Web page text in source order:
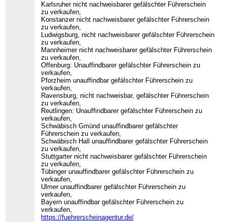
Karlsruher nicht nachweisbarer gefälschter Führerschein
zu verkaufen,
Konstanzer nicht nachweisbarer gefälschter Führerschein
zu verkaufen,
Ludwigsburg, nicht nachweisbarer gefälschter Führerschein
zu verkaufen,
Mannheimer nicht nachweisbarer gefälschter Führerschein
zu verkaufen,
Offenburg: Unauffindbarer gefälschter Führerschein zu
verkaufen,
Pforzheim unauffindbar gefälschter Führerschein zu
verkaufen,
Ravensburg, nicht nachweisbar, gefälschter Führerschein
zu verkaufen,
Reutlingen: Unauffindbarer gefälschter Führerschein zu
verkaufen,
Schwäbisch Gmünd unauffindbarer gefälschter
Führerschein zu verkaufen,
Schwäbisch Hall unauffindbarer gefälschter Führerschein
zu verkaufen,
Stuttgarter nicht nachweisbarer gefälschter Führerschein
zu verkaufen,
Tübinger unauffindbarer gefälschter Führerschein zu
verkaufen,
Ulmer unauffindbarer gefälschter Führerschein zu
verkaufen,
Bayern unauffindbar gefälschter Führerschein zu
verkaufen,
https://fuehrerscheinagentur.de/